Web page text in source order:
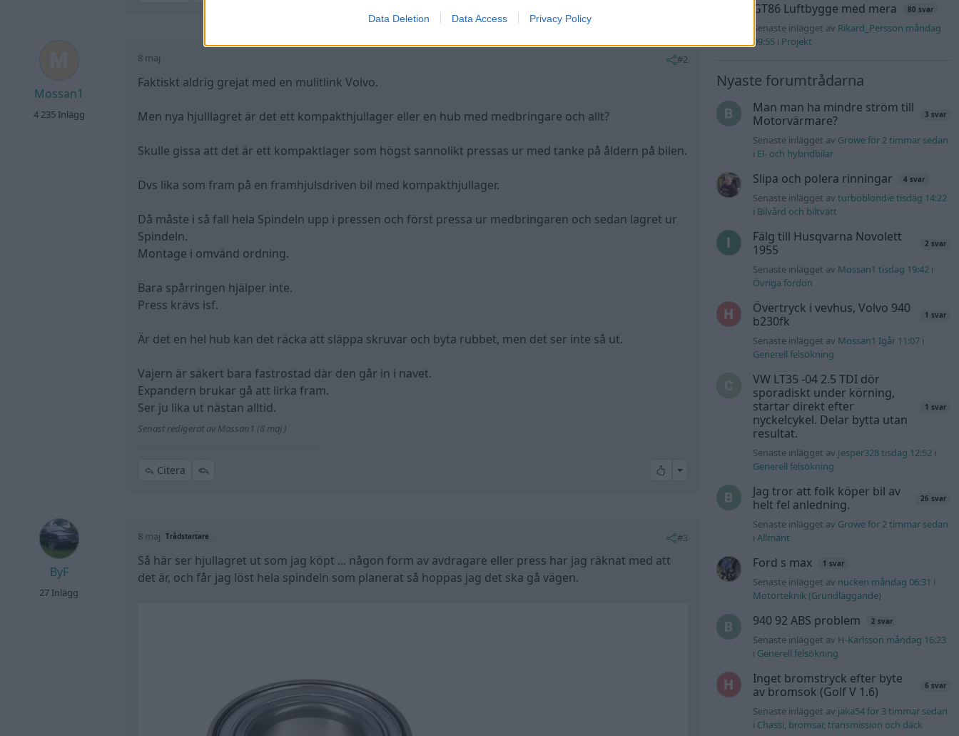
Data Deletion Data Access Privacy Policy
Mossan1
4 235 Inlägg
8 maj #2
Faktiskt aldrig grejat med en mulitlink Volvo.
Men nya hjulllagret är det ett kompakthjullager eller en hub med medbringare och allt?
Skulle gissa att det är ett kompaktlager som högst sannolikt pressas ur med tanke på åldern på bilen.
Dvs lika som fram på en framhjulsdriven bil med kompakthjullager.
Då måste i så fall hela Spindeln upp i pressen och först pressa ur medbringaren och sedan lagret ur
Spindeln.
Montage i omvänd ordning.
Bara spårringen hjälper inte.
Press krävs isf.
Är det en hel hub kan det räcka att släppa skruvar och byta rubbet, men det ser inte så ut.
Vajern är säkert bara fastrostad där den går in i navet.
Expandern brukar gå att lirka fram.
Ser ju lika ut nästan alltid.
Senast redigerat av Mossan1 (8 maj )
Citera All reactions
ByF
27 Inlägg
8 maj Trådstartare #3
Så här ser hjullagret ut som jag köpt ... någon form av avdragare eller press har jag räknat med att
det är, och får jag löst hela spindeln som planerat så hoppas jag det ska gå vägen.
GT86 Luftbygge med mera 80 svar
Senaste inlägget av Rikard_Persson måndag
09:55 i Projekt
Nyaste forumtrådarna
Man man ha mindre ström till
Motorvärmare?
3 svar
Senaste inlägget av Growe för 2 timmar sedan
i El- och hybridbilar
Slipa och polera rinningar 4 svar
Senaste inlägget avturboblondie tisdag 14:22
i Bilvård och biltvätt
Fälg till Husqvarna Novolett
1955
2 svar
Senaste inlägget av Mossan1 tisdag 19:42 i
Övriga fordon
Övertryck i vevhus, Volvo 940
b230fk
1 svar
Senaste inlägget av Mossan1 Igår 11:07 i
Generell felsökning
VW LT35 -04 2.5 TDI dör
sporadiskt under körning,
startar direkt efter
nyckelcykel. Delar bytta utan
resultat.
1 svar
Senaste inlägget av Jesper328 tisdag 12:52 i
Generell felsökning
Jag tror att folk köper bil av
helt fel anledning.
26 svar
Senaste inlägget av Growe för 2 timmar sedan
iAllmänt
Ford s max 1 svar
Senaste inlägget av nucken måndag 06:31 i
Motorteknik (Grundläggande)
940 92 ABS problem 2 svar
Senaste inlägget av H-Karlsson måndag 16:23
i Generell felsökning
Inget bromstryck efter byte
av bromsok (Golf V 1.6)
6 svar
Senaste inlägget av jaka54 för 3 timmar sedan
i Chassi, bromsar, transmission och däck